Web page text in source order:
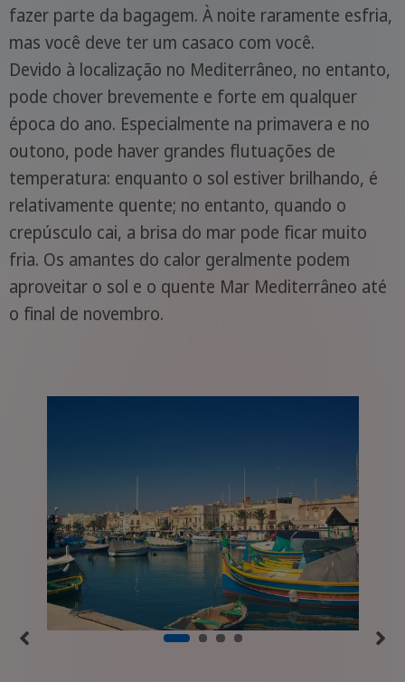
fazer parte da bagagem. À noite raramente esfria,
mas você deve ter um casaco com você.
Devido à localização no Mediterrâneo, no entanto,
pode chover brevemente e forte em qualquer
época do ano. Especialmente na primavera e no
outono, pode haver grandes flutuações de
temperatura: enquanto o sol estiver brilhando, é
relativamente quente; no entanto, quando o
crepúsculo cai, a brisa do mar pode ficar muito
fria. Os amantes do calor geralmente podem
aproveitar o sol e o quente Mar Mediterrâneo até
o final de novembro.